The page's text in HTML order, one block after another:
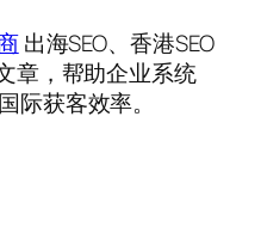
出海SEO、香港SEO
章，帮助企业系统
际获客效率。